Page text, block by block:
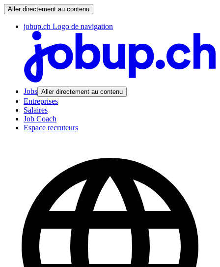
Aller directement au contenu
jobup.ch Logo de navigation
Jobs Aller directement au contenu
Entreprises
Salaires
Job Coach
Espace recruteurs